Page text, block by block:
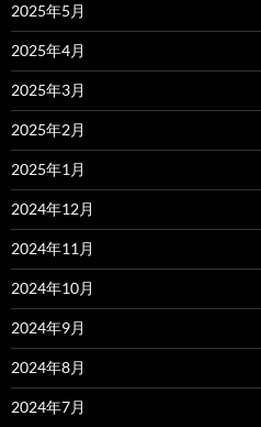
2025年5月
2025年4月
2025年3月
2025年2月
2025年1月
2024年12月
2024年11月
2024年10月
2024年9月
2024年8月
2024年7月